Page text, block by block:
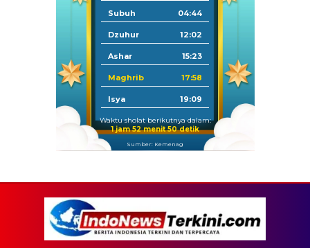
Subuh 04:44
Dzuhur 12:02
Ashar 15:23
Maghrib 17:58
Isya 19:09
Waktu sholat berikutnya dalam:
1 jam 52 menit 49 detik
Sumber: Kemenag